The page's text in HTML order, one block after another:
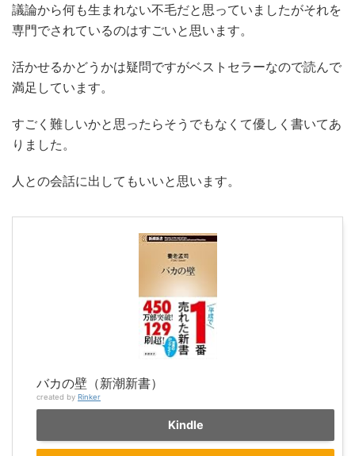
議論から何も生まれない不毛だと思っていましたがそれを
専門でされているのはすごいと思います。
活かせるかどうかは疑問ですがベストセラーなので読んで
満足しています。
すごく難しいかと思ったらそうでもなくて優しく書いてあ
りました。
人との会話に出してもいいと思います。
バカの壁（新潮新書）
created by Rinker
Kindle